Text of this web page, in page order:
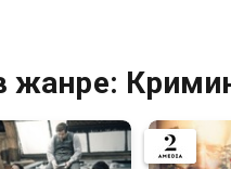
жанре: